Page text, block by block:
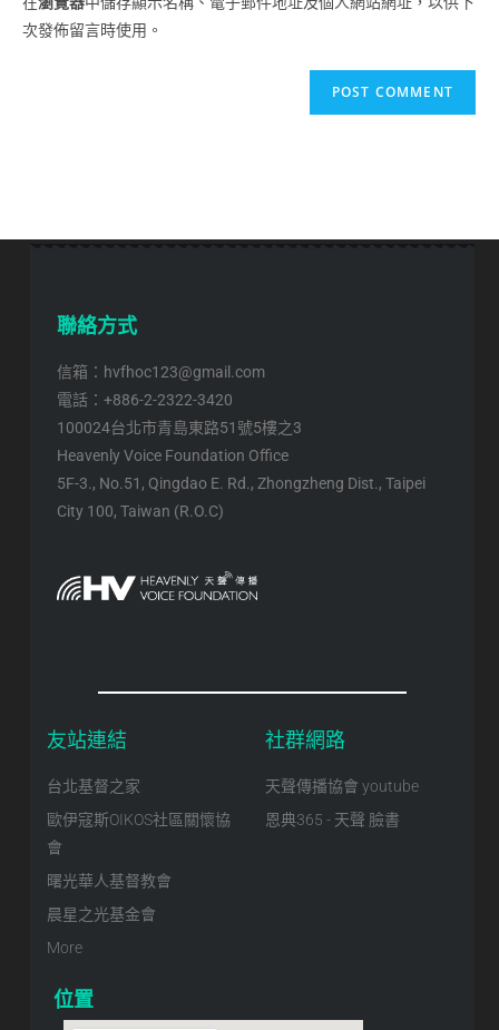
次發佈留言時使用。
聯絡方式
信箱：hvfhoc123@gmail.com
電話：+886-2-2322-3420
100024台北市青島東路51號5樓之3
Heavenly Voice Foundation Office
5F-3., No.51, Qingdao E. Rd., Zhongzheng Dist., Taipei
City 100, Taiwan (R.O.C)
友站連結
台北基督之家
歐伊寇斯OIKOS社區關懷協
會
曙光華人基督教會
晨星之光基金會
More
社群網路
天聲傳播協會 youtube
恩典365 - 天聲 臉書
位置